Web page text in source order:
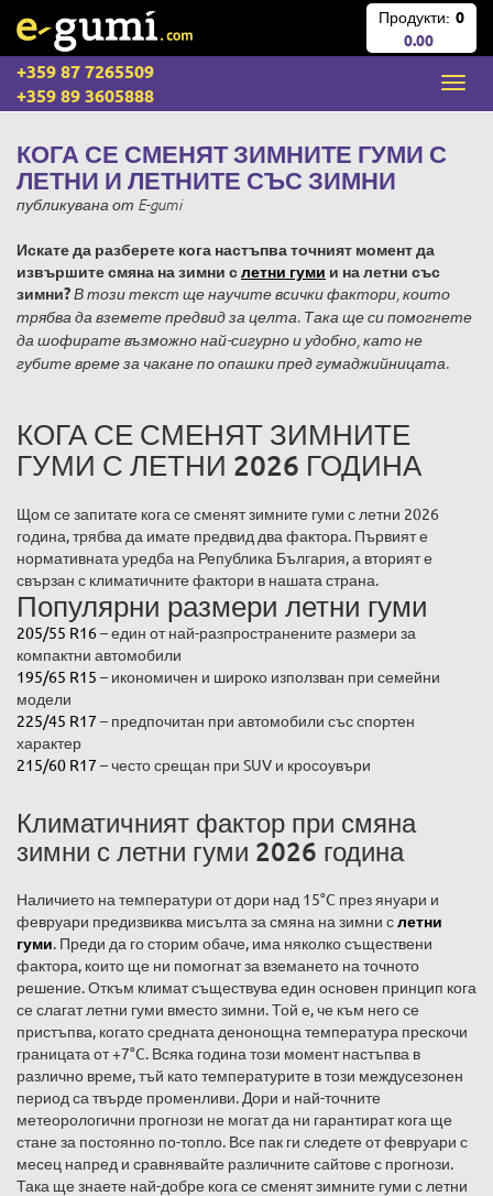
Продукти: 0
0.00
+359 87 7265509
+359 89 3605888
КОГА СЕ СМЕНЯТ ЗИМНИТЕ ГУМИ С
ЛЕТНИ И ЛЕТНИТЕ СЪС ЗИМНИ
публикувана от E-gumi
Искате да разберете кога настъпва точният момент да
извършите смяна на зимни слетни гуми и на летни със
зимни?В този текст ще научите всички фактори, които
трябва да вземете предвид за целта. Така ще си помогнете
да шофирате възможно най-сигурно и удобно, като не
губите време за чакане по опашки пред гумаджийницата.
КОГА СЕ СМЕНЯТ ЗИМНИТЕ
ГУМИ С ЛЕТНИ 2026 ГОДИНА
Щом се запитате кога се сменят зимните гуми с летни 2026
година, трябва да имате предвид два фактора. Първият е
нормативната уредба на Република България, а вторият е
свързан с климатичните фактори в нашата страна.
Популярни размери летни гуми
205/55 R16– един от най-разпространените размери за
компактни автомобили
195/65 R15 – икономичен и широко използван при семейни
модели
225/45 R17 – предпочитан при автомобили със спортен
характер
215/60 R17 – често срещан при SUV и кросоувъри
Климатичният фактор при смяна
зимни с летни гуми 2026 година
Наличието на температури от дори над 15°C през януари и
февруари предизвиква мисълта за смяна на зимни слетни
гуми. Преди да го сторим обаче, има няколко съществени
фактора, които ще ни помогнат за вземането на точното
решение. Откъм климат съществува един основен принцип кога
се слагат летни гуми вместо зимни. Той е, че към него се
пристъпва, когато средната денонощна температура прескочи
границата от +7°C. Всяка година този момент настъпва в
различно време, тъй като температурите в този междусезонен
период са твърде променливи. Дори и най-точните
метеорологични прогнози не могат да ни гарантират кога ще
стане за постоянно по-топло. Все пак ги следете от февруари с
месец напред и сравнявайте различните сайтове с прогнози.
Така ще знаете най-добре кога се сменят зимните гуми с летни